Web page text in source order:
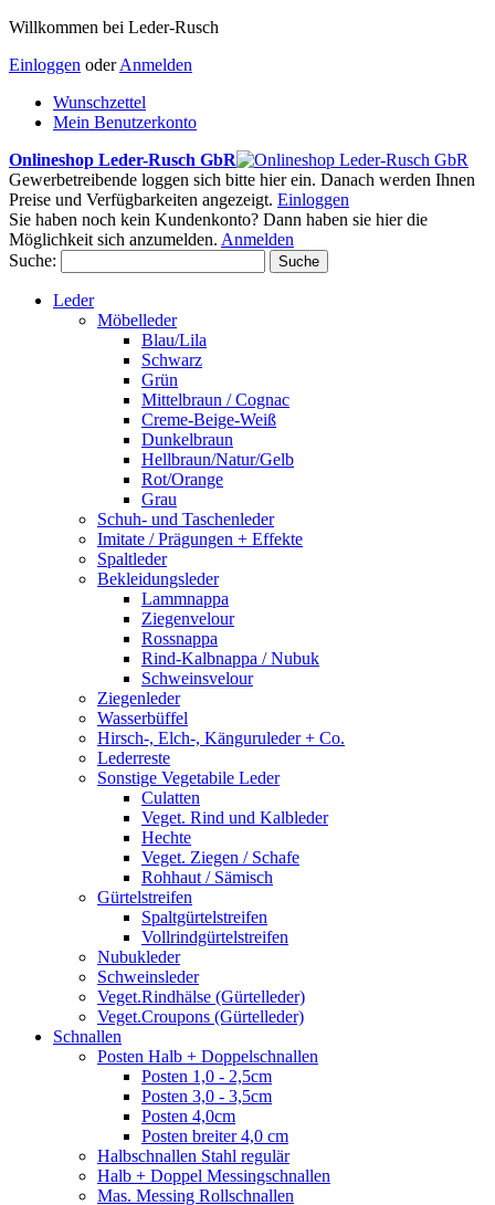
Willkommen bei Leder-Rusch
Einloggen oder Anmelden
Wunschzettel
Mein Benutzerkonto
Onlineshop Leder-Rusch GbR
Gewerbetreibende loggen sich bitte hier ein. Danach werden Ihnen
Preise und Verfügbarkeiten angezeigt. Einloggen
Sie haben noch kein Kundenkonto? Dann haben sie hier die
Möglichkeit sich anzumelden. Anmelden
Suche:
Suche
Leder
Möbelleder
Blau/Lila
Schwarz
Grün
Mittelbraun / Cognac
Creme-Beige-Weiß
Dunkelbraun
Hellbraun/Natur/Gelb
Rot/Orange
Grau
Schuh- und Taschenleder
Imitate / Prägungen + Effekte
Spaltleder
Bekleidungsleder
Lammnappa
Ziegenvelour
Rossnappa
Rind-Kalbnappa / Nubuk
Schweinsvelour
Ziegenleder
Wasserbüffel
Hirsch-, Elch-, Känguruleder + Co.
Lederreste
Sonstige Vegetabile Leder
Culatten
Veget. Rind und Kalbleder
Hechte
Veget. Ziegen / Schafe
Rohhaut / Sämisch
Gürtelstreifen
Spaltgürtelstreifen
Vollrindgürtelstreifen
Nubukleder
Schweinsleder
Veget.Rindhälse (Gürtelleder)
Veget.Croupons (Gürtelleder)
Schnallen
Posten Halb + Doppelschnallen
Posten 1,0 - 2,5cm
Posten 3,0 - 3,5cm
Posten 4,0cm
Posten breiter 4,0 cm
Halbschnallen Stahl regulär
Halb + Doppel Messingschnallen
Mas. Messing Rollschnallen